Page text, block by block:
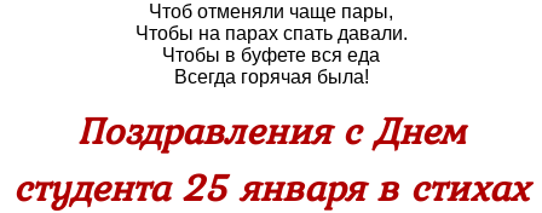
Чтоб отменяли чаще пары,
Чтобы на парах спать давали.
Чтобы в буфете вся еда
Всегда горячая была!
Поздравления с Днем
студента 25 января в стихах